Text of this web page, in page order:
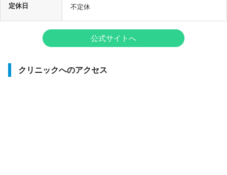
定休日 不定休
公式サイトへ
クリニックへのアクセス